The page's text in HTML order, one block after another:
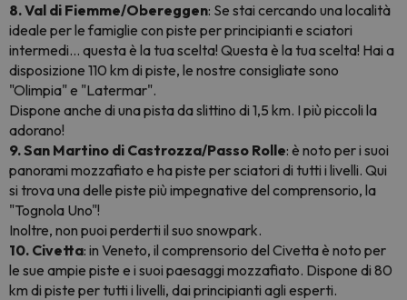
8. Val di Fiemme/Obereggen: Se stai cercando una località
ideale per le famiglie con piste per principianti e sciatori
intermedi... questa è la tua scelta! Questa è la tua scelta! Hai a
disposizione 110 km di piste, le nostre consigliate sono
"Olimpia" e "Latermar".
Dispone anche di una pista da slittino di 1,5 km. I più piccoli la
adorano!
9. San Martino di Castrozza/Passo Rolle: è noto per i suoi
panorami mozzafiato e ha piste per sciatori di tutti i livelli. Qui
si trova una delle piste più impegnative del comprensorio, la
"Tognola Uno"!
Inoltre, non puoi perderti il suo snowpark.
10. Civetta: in Veneto, il comprensorio del Civetta è noto per
le sue ampie piste e i suoi paesaggi mozzafiato. Dispone di 80
km di piste per tutti i livelli, dai principianti agli esperti.